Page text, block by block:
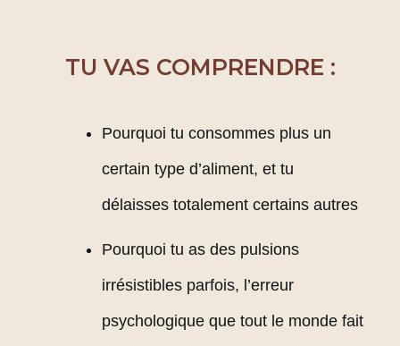
TU VAS COMPRENDRE :
Pourquoi tu consommes plus un
certain type d’aliment, et tu
délaisses totalement certains autres
Pourquoi tu as des pulsions
irrésistibles parfois, l’erreur
psychologique que tout le monde fait